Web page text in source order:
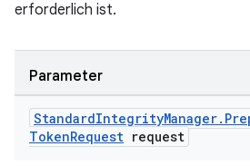
erforderlich ist.
Parameter
StandardIntegrityManager.
TokenRequest request